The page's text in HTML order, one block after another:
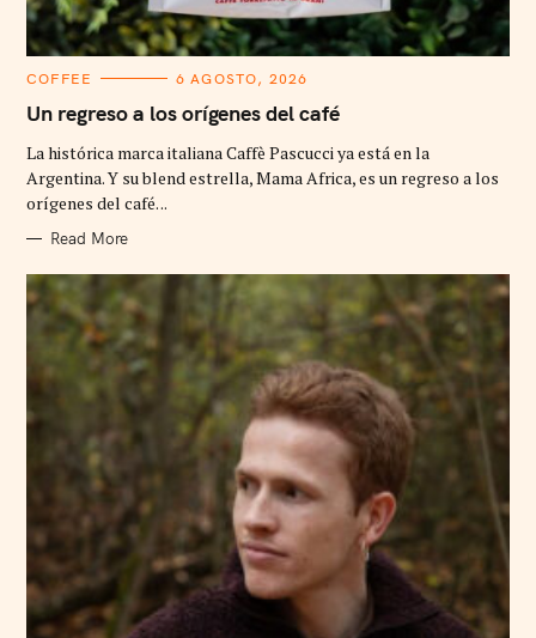
C
T
E
O
R
I
E
COFFEE 6 AGOSTO, 2026
Un regreso a los orígenes del café
La histórica marca italiana Caffè Pascucci ya está en la
Argentina. Y su blend estrella, Mama Africa, es un regreso a los
orígenes del café. ..
Read More